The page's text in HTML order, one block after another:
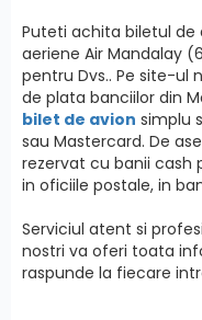
Puteti achita biletul de
aeriene Air Mandalay
pentru Dvs.. Pe site-ul
de plata banciilor din
bilet de avion simplu
sau Mastercard. De
rezervat cu banii cash
in oficiile postale, in
Serviciul atent si
nostri va oferi toata
raspunde la fiecare